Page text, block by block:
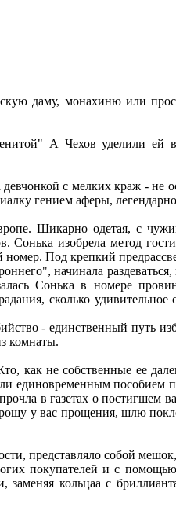
даму, монахиню или
А Чехов уделили ей
с мелких краж - не
гением аферы,
Шикарно одетая, с
Сонька изобрела метод
Под крепкий
начинала
Сонька в номере
сколько
- единственный путь
комнаты.
как не собственные ее
единовременным пособием
в газетах о постигшем
у вас прощения, шлю
представляло собой
покупателей и с
заменяя кольцаа с